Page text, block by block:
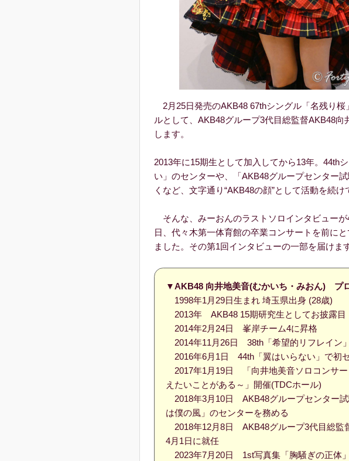
2月25日発売のAKB48 67thシングル「名残り桜
ルとして、AKB48グループ3代目総監督AKB48向
します。
2013年に15期生として加入してから13年。44th
い」のセンターや、「AKB48グループセンター
くなど、文字通り“AKB48の顔”として活動を続け
そんな、みーおんのラストソロインタビューが
日、代々木第一体育館の卒業コンサートを前に
ました。その第1回インタビューの一部を届けます
▼AKB48 向井地美音(むかいち・みおん) プ
1998年1月29日生まれ 埼玉県出身 (28歳)
2013年 AKB48 15期研究生としてお披露目
2014年2月24日 峯岸チーム4に昇格
2014年11月26日 38th「希望的リフレイン
2016年6月1日 44th「翼はいらない」で初
2017年1月19日 「向井地美音ソロコンサー
えたいことがある～」開催(TDCホール)
2018年3月10日 AKB48グループセンター
は僕の風」のセンターを務める
2018年12月8日 AKB48グループ3代目総監
4月1日に就任
2023年7月20日 1st写真集「胸騒ぎの正体